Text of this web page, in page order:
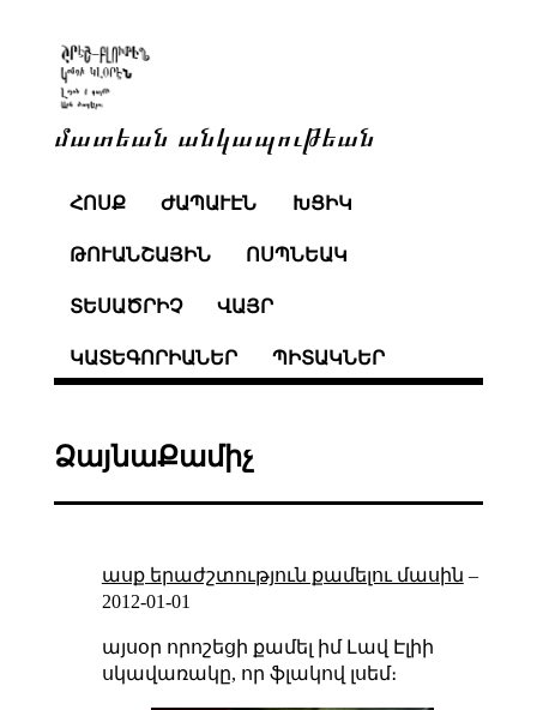
մատեան անկապութեան
ՀՈՍՔ ԺԱՊԱՒԷՆ ԽՑԻԿ
ԹՈՒԱՆՇԱՅԻՆ ՈՍՊՆԵԱԿ
ՏԵՍԱԾՐԻՉ ՎԱՅՐ
ԿԱՏԵԳՈՐԻԱՆԵՐ ՊԻՏԱԿՆԵՐ
ՁայնաՔամիչ
ասք երաժշտություն քամելու մասին –
2012-01-01
այսօր որոշեցի քամել իմ Լավ Էլիի
սկավառակը, որ ֆլակով լսեմ։